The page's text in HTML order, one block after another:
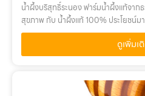
น้ำผึ้งบริสุทธิ์ระนอง ฟาร์มน้ำผึ้งแท้จาก
สุขภาพ กับ น้ำผึ้งแท้ 100% ประโยชน์ม
บริสุทธิ์ระนอง เติมความหวานเพื่อสุข
ดูเพิ่มเ